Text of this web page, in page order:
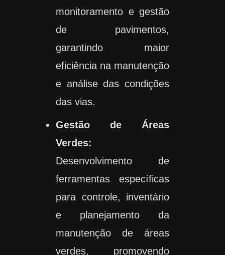
monitoramento e gestão
de pavimentos,
garantindo maior
eficiência na manutenção
e análise das condições
das vias.
Gestão de Áreas
Verdes:
Desenvolvimento de
ferramentas específicas
para controle, inventário
e planejamento da
manutenção de áreas
verdes, promovendo